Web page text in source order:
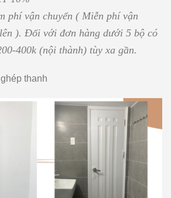
phí vận chuyển ( Miễn phí vận
). Đối với đơn hàng dưới 5 bộ có
400k (nội thành) tùy xa gần.
thanh